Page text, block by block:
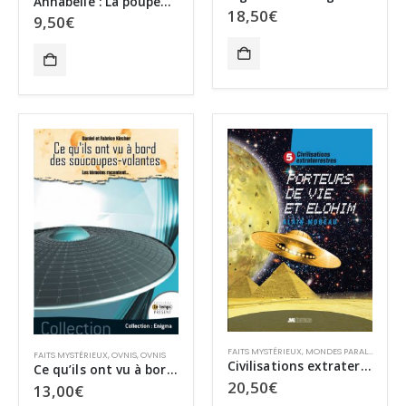
9,50€ 18,50€
FAITS MYSTÉRIEUX,OVNIS,OVNIS
Ce qu’ils ont vu à bord des soucoupes volantes
13,00€
FAITS MYSTÉRIEUX, MONDES PARALLÈLES
Civilisations extraterrestres – Tome V – Porteurs de Vie et Elohim
20,50€